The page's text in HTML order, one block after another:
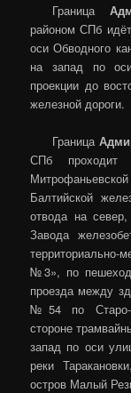
Граница
районом СПб
оси Обводного
на запад по
проекции до
железной дороги.
Граница
СПб
Балтийской
отвода на
Завода
№3», по
проезда между
№54 по Старо-
стороне
запад по оси
реки
остров Малый